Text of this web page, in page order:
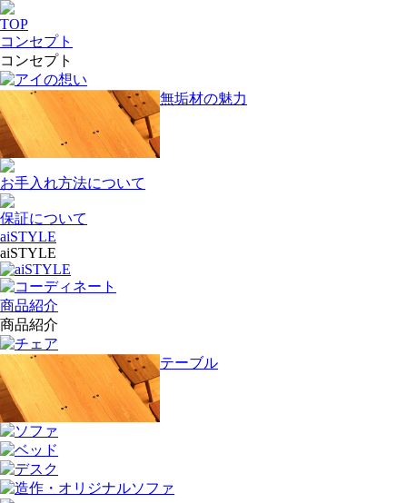
TOP
コンセプト
コンセプト
アイの想い
無垢材の魅力
お手入れ方法について
保証について
aiSTYLE
aiSTYLE
aiSTYLE
コーディネート
商品紹介
商品紹介
チェア
テーブル
ソファ
ベッド
デスク
造作・オリジナルソファ